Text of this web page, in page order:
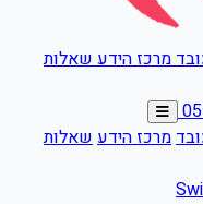
מרכז הידעשאלות
מרכז הידעשאלות